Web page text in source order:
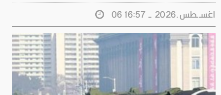
06 اغســطس.2026 - 16:57